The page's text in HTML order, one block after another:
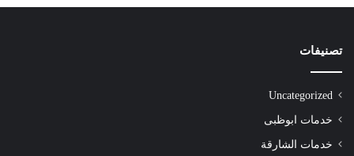
تصنيفات
Uncategorized
خدمات ابوظبى
خدمات الشارقة